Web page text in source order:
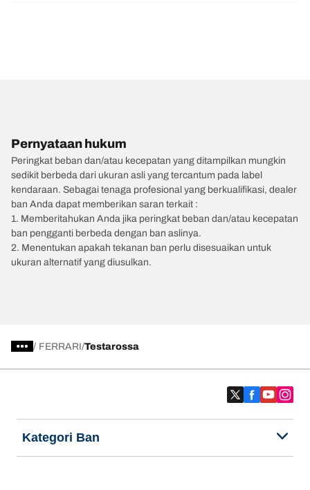
Pernyataan hukum
Peringkat beban dan/atau kecepatan yang ditampilkan mungkin
sedikit berbeda dari ukuran asli yang tercantum pada label
kendaraan. Sebagai tenaga profesional yang berkualifikasi, dealer
ban Anda dapat memberikan saran terkait :
1. Memberitahukan Anda jika peringkat beban dan/atau kecepatan
ban pengganti berbeda dengan ban aslinya.
2. Menentukan apakah tekanan ban perlu disesuaikan untuk
ukuran alternatif yang diusulkan.
/ FERRARI Testarossa
Kategori Ban